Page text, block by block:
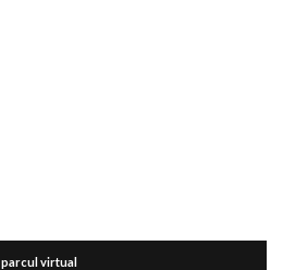
parcul virtual